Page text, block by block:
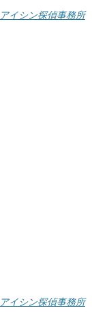
アイシン探偵事務所
アイシン探偵事務所